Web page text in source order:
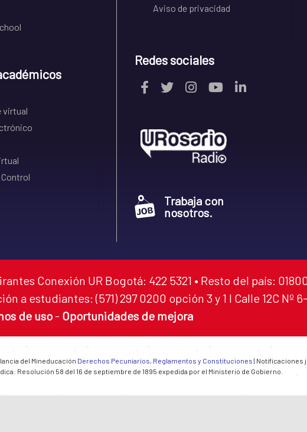
virtual
Aviso de privacidad
Redes sociales
Trabaja con
nosotros.
Conexión UR Bogotá: 422 5321 • Resto del país:
a estudiantes: (571) 297 0200 opción 3 y 1 I Calle 12C Nº
de uso - Oportunidades de mejora
del Mineducación Derechos Pecuniarios, Reglamentos y Constituciones | Notificaciones
Resolución 58 del 16 de septiembre de 1895 expedida por el Ministerio de Gobierno.